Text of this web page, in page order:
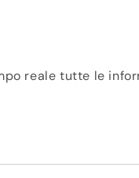
reale tutte le